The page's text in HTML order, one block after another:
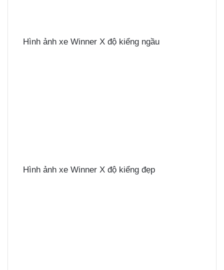
Hình ảnh xe Winner X độ kiểng ngầu
Hình ảnh xe Winner X độ kiểng đẹp